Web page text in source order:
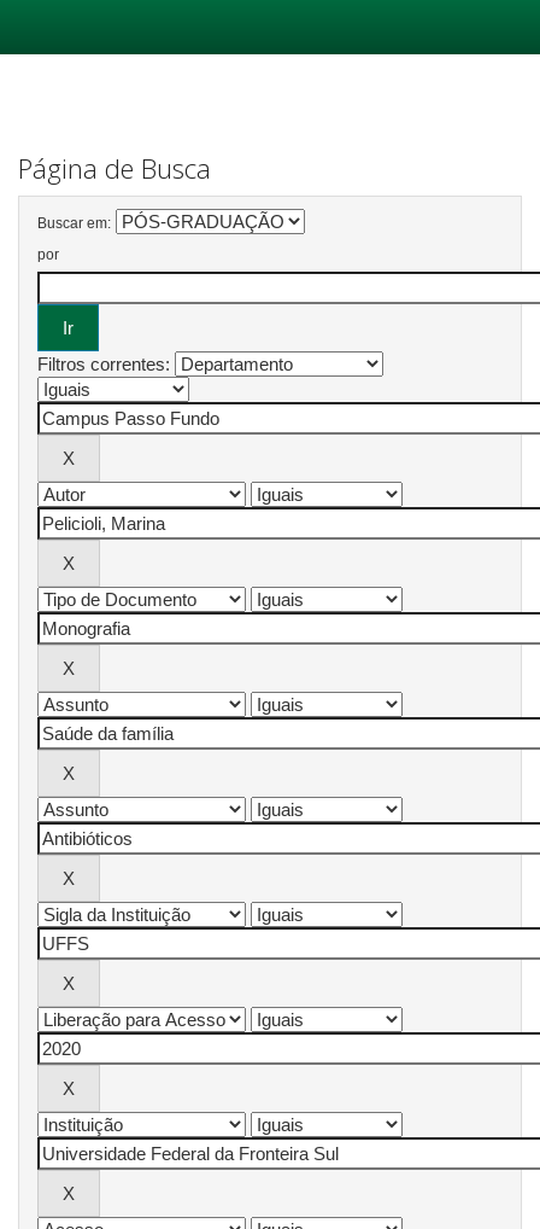
Página de Busca
Buscar em:
por
Filtros correntes: